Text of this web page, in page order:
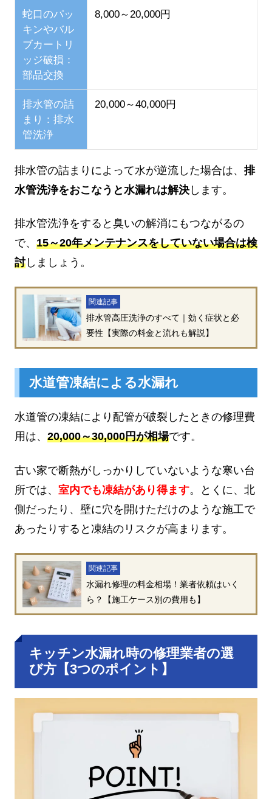
蛇口のパッ
キンやバル
ブカートリ
ッジ破損：
部品交換
8,000～20,000円
排水管の詰
まり：排水
管洗浄
20,000～40,000円
排水管の詰まりによって水が逆流した場合は、 排
水管洗浄をおこなうと水漏れは解決 します。
排水管洗浄をすると臭いの解消にもつながるの
で、 15～20年メンテナンスをしていない場合は検
討しましょう。
関連記事
排水管高圧洗浄のすべて｜効く症状と必
要性【実際の料金と流れも解説】
水道管凍結による水漏れ
水道管の凍結により配管が破裂したときの修理費
用は、 20,000～30,000円が相場です。
古い家で断熱がしっかりしていないような寒い台
所では、 室内でも凍結があり得ます。とくに、北
側だったり、壁に穴を開けただけのような施工で
あったりすると凍結のリスクが高まります。
関連記事
水漏れ修理の料金相場！業者依頼はいく
ら？【施工ケース別の費用も】
キッチン水漏れ時の修理業者の選
び方【3つのポイント】